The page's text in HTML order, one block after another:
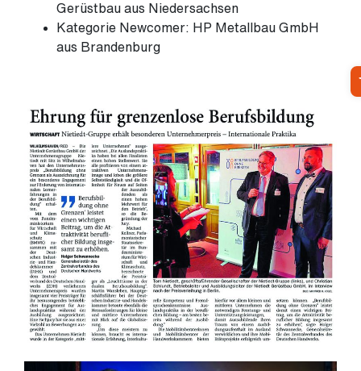
Gerüstbau aus Niedersachsen
Kategorie Newcomer: HP Metallbau GmbH
aus Brandenburg